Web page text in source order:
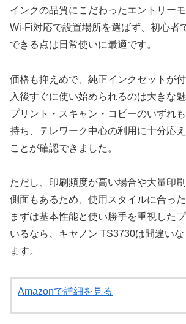
インクの品質にこだわったエントリーモ
Wi-Fi対応で設置場所を選ばず、初心者
できる点は日常使いに最適です。
価格も抑えめで、純正インクセットが
入後すぐに使い始められるのは大きな魅
プリント・スキャン・コピーのいずれ
持ち、テレワーク中心の利用に十分応
ことが確認できました。
ただし、印刷頻度が高い場合や大量印
側面もあるため、使用スタイルに合った
まずは基本性能と使い勝手を重視した
いるなら、キヤノン TS3730は間違いな
ます。
Amazonで詳細を見る